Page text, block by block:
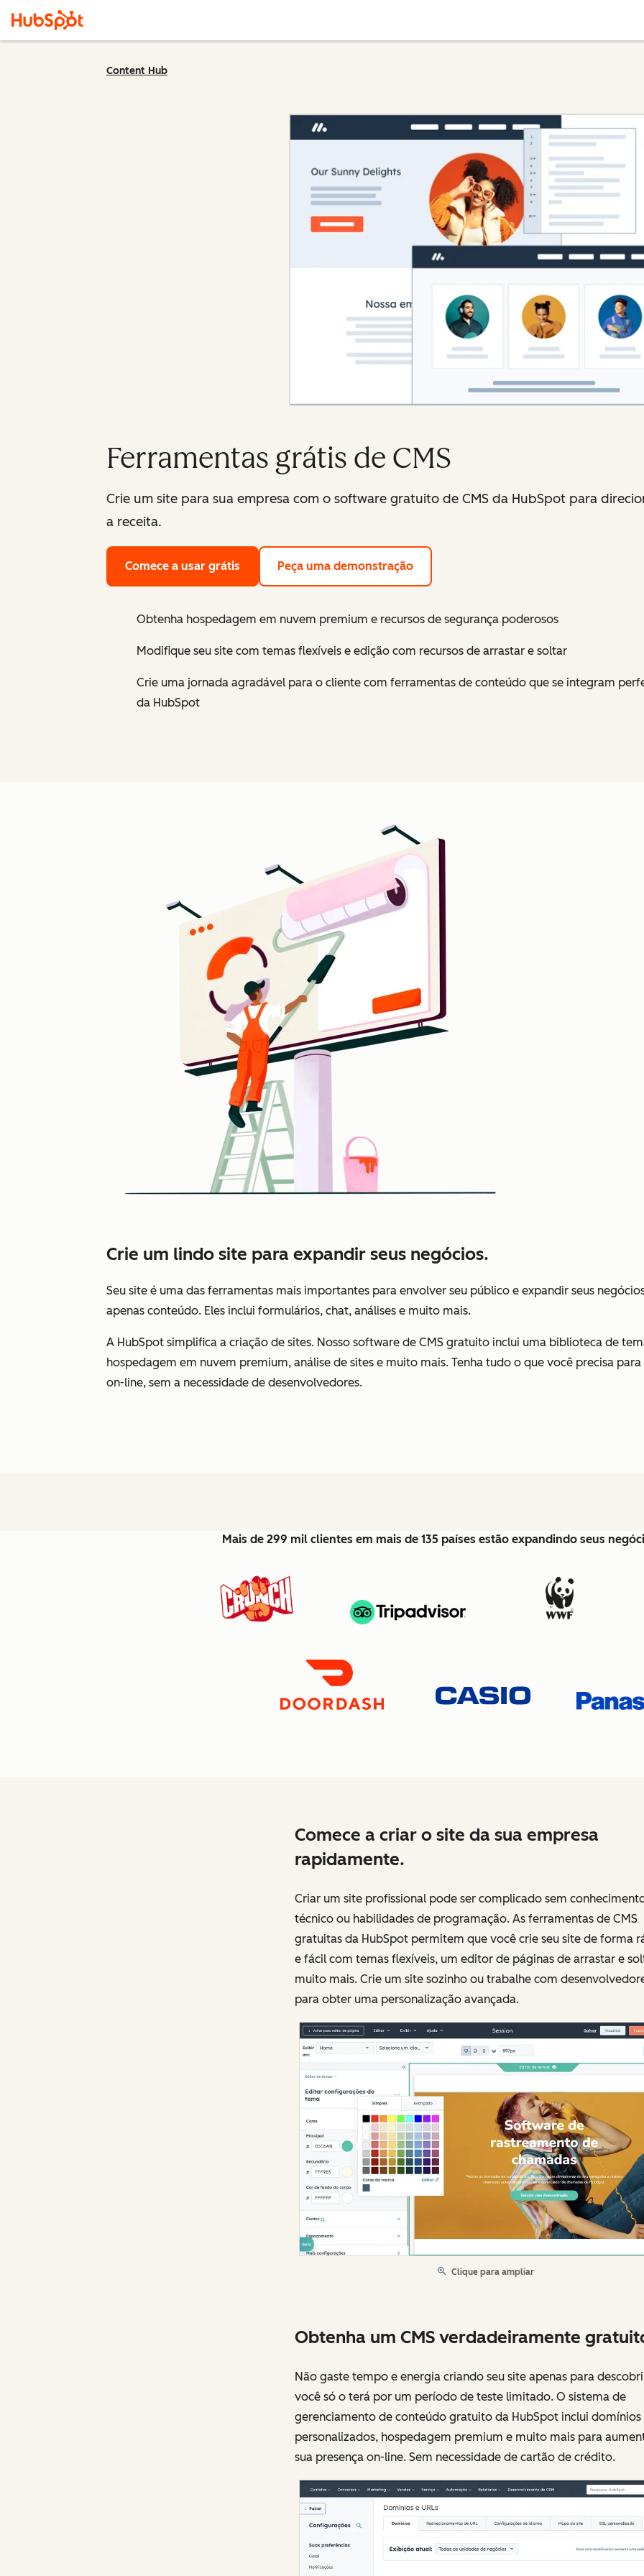
Content Hub
Ferramentas grátis de CMS
Crie um site para sua empresa com o software gratuito de CMS da HubSpot para
a receita.
Comece a usar grátis Peça uma demonstração
Obtenha hospedagem em nuvem premium e recursos de segurança poderosos
Modifique seu site com temas flexíveis e edição com recursos de arrastar e soltar
Crie uma jornada agradável para o cliente com ferramentas de conteúdo que se integram
da HubSpot
Crie um lindo site para expandir seus negócios.
Seu site é uma das ferramentas mais importantes para envolver seu público e expandir seus
apenas conteúdo. Eles inclui formulários, chat, análises e muito mais.
A HubSpot simplifica a criação de sites. Nosso software de CMS gratuito inclui uma biblioteca de
hospedagem em nuvem premium, análise de sites e muito mais. Tenha tudo o que você precisa
on-line, sem a necessidade de desenvolvedores.
Mais de 299 mil clientes em mais de 135 países estão expandindo seus
Comece a criar o site da sua empresa
rapidamente.
Criar um site profissional pode ser complicado sem
técnico ou habilidades de programação. As ferramentas de CMS
gratuitas da HubSpot permitem que você crie seu site de forma
e fácil com temas flexíveis, um editor de páginas de arrastar e
muito mais. Crie um site sozinho ou trabalhe com
para obter uma personalização avançada.
Clique para ampliar
Obtenha um CMS verdadeiramente
Não gaste tempo e energia criando seu site apenas para
você só o terá por um período de teste limitado. O sistema de
gerenciamento de conteúdo gratuito da HubSpot inclui domínios
personalizados, hospedagem premium e muito mais para
sua presença on-line. Sem necessidade de cartão de crédito.